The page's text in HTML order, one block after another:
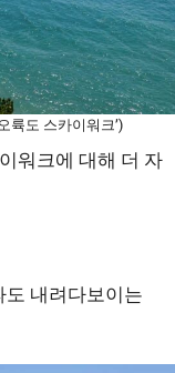
륙도 스카이워크’)
워크에 대해 더 자
도 내려다보이는